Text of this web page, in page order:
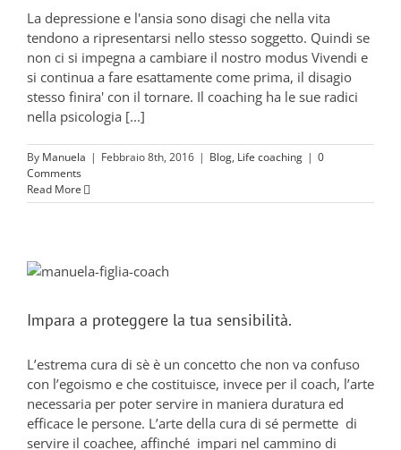
La depressione e l'ansia sono disagi che nella vita
tendono a ripresentarsi nello stesso soggetto. Quindi se
non ci si impegna a cambiare il nostro modus Vivendi e
si continua a fare esattamente come prima, il disagio
stesso finira' con il tornare. Il coaching ha le sue radici
nella psicologia [...]
By Manuela | Febbraio 8th, 2016 | Blog, Life coaching | 0
Comments
Read More
Impara a proteggere la tua sensibilità.
L’estrema cura di sè è un concetto che non va confuso
con l’egoismo e che costituisce, invece per il coach, l’arte
necessaria per poter servire in maniera duratura ed
efficace le persone. L’arte della cura di sé permette di
servire il coachee, affinché impari nel cammino di